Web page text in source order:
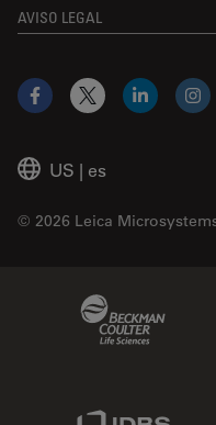
AVISO LEGAL
US | es
© 2026 Leica
Facebook
X LinkedIn